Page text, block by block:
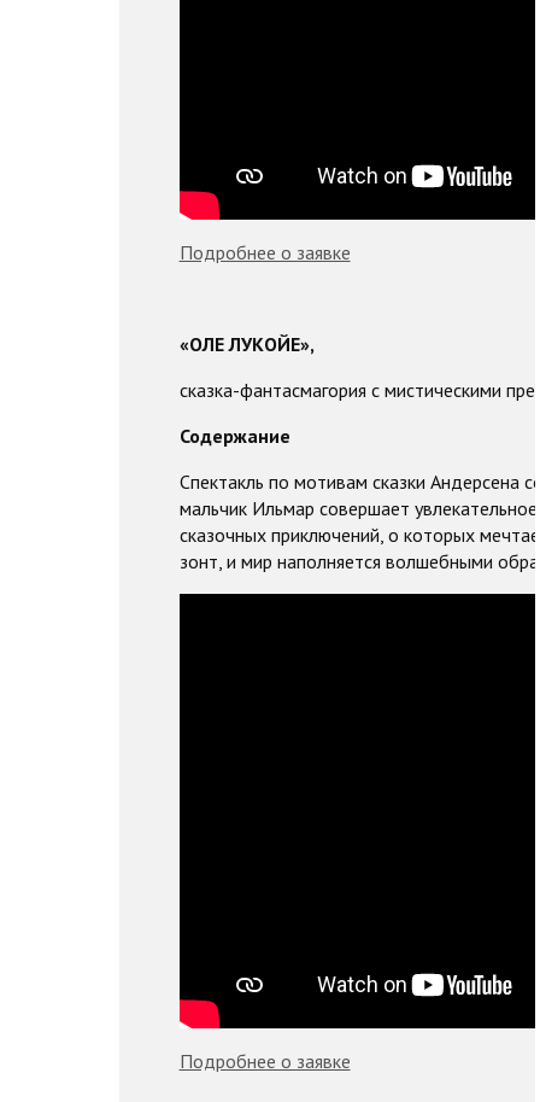
Подробнее о заявке
«ОЛЕ ЛУКОЙЕ»,
сказка-фантасмагория с мистическими
Содержание
Спектакль по мотивам сказки Андерсена
мальчик Ильмар совершает
сказочных приключений, о которых
зонт, и мир наполняется волшебными
Подробнее о заявке